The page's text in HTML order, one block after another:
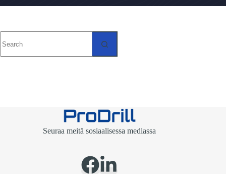
results
Seuraa meitä sosiaalisessa mediassa